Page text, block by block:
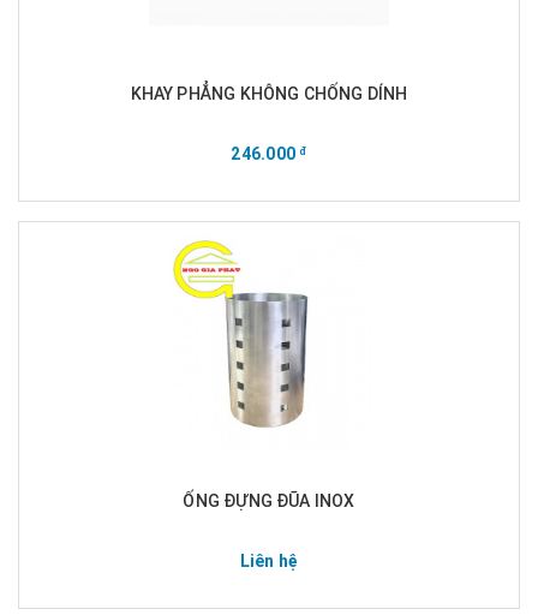
KHAY PHẲNG KHÔNG CHỐNG DÍNH
246.000đ
ỐNG ĐỰNG ĐŨA INOX
Liên hệ